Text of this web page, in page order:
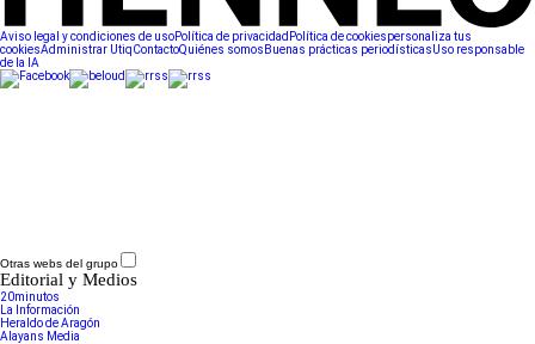
Aviso legal y condiciones de usoPolítica de privacidad Política de cookiespersonaliza tus
cookiesAdministrar UtiqContactoQuiénes somos Buenas prácticas periodísticasUso responsable
de la IA
Otras webs del grupo
Editorial y Medios
20minutos
La Información
Heraldo de Aragón
Alayans Media